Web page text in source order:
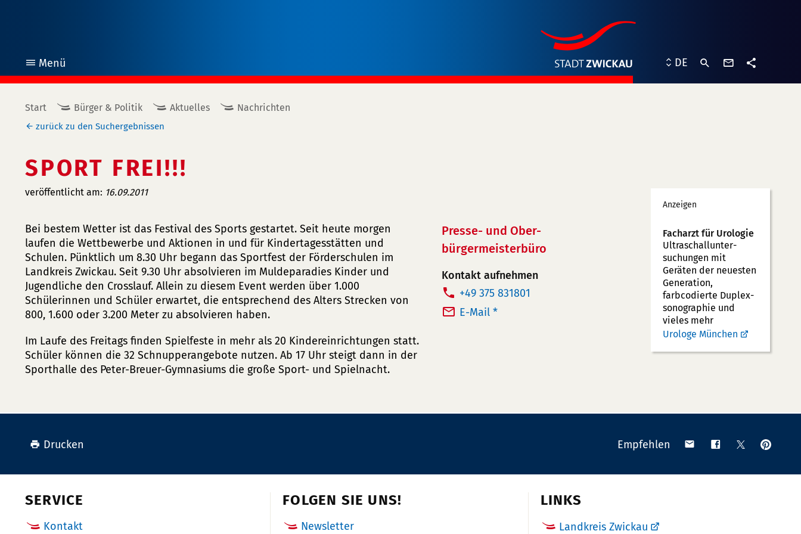
Menü
öffnen
DE
Start Bürger & Politik Aktuelles Nachrichten
zurück zu den Suchergebnissen
SPORT FREI!!!
veröffentlicht am: 16.09.2011
Bei bestem Wetter ist das Festival des Sports gestartet. Seit heute morgen
laufen die Wettbewerbe und Aktionen in und für Kindertagesstätten und
Schulen. Pünktlich um 8.30 Uhr begann das Sportfest der Förderschulen im
Landkreis Zwickau. Seit 9.30 Uhr absolvieren im Muldeparadies Kinder und
Jugendliche den Crosslauf. Allein zu diesem Event werden über 1.000
Schülerinnen und Schüler erwartet, die entsprechend des Alters Strecken von
800, 1.600 oder 3.200 Meter zu absolvieren haben.
Im Laufe des Freitags finden Spielfeste in mehr als 20 Kindereinrichtungen statt.
Schüler können die 32 Schnupperangebote nutzen. Ab 17 Uhr steigt dann in der
Sporthalle des Peter-Breuer-Gymnasiums die große Sport- und Spielnacht.
Presse- und Ober-
bürgermeisterbüro
Kontakt aufnehmen
T
e
+49 375 831801
E-Mail *
Werbung
Anzeigen
Facharzt für Urologie
Ultraschallunter­
suchungen mit
Geräten der neuesten
Generation,
farbcodierte Duplex­
sonographie und
vieles mehr
Urologe München
Drucken Empfehlen
Teilen Teilen Teilen
SERVICE
Kontakt
FOLGEN SIE UNS!
Newsletter
LINKS
Landkreis Zwickau